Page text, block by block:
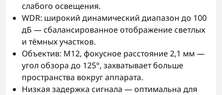
слабого освещения.
WDR: широкий динамический диапазон до 100
дБ — сбалансированное отображение светлых
и тёмных участков.
Объектив: M12, фокусное расстояние 2,1 мм —
угол обзора до 125°, захватывает больше
пространства вокруг аппарата.
Низкая задержка сигнала — оптимальна для